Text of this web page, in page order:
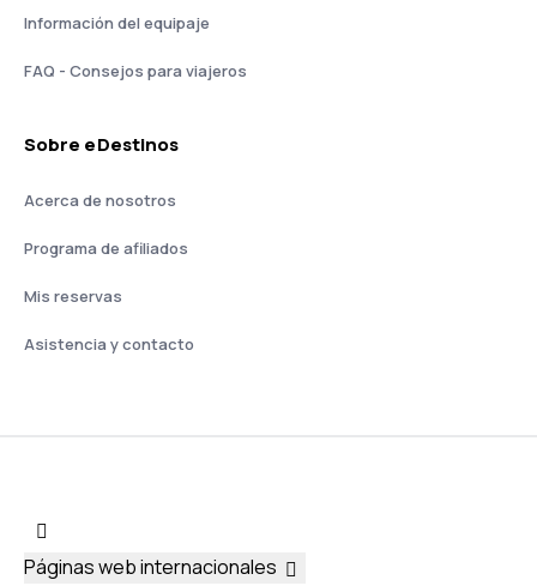
Información del equipaje
FAQ - Consejos para viajeros
Sobre eDestinos
Acerca de nosotros
Programa de afiliados
Mis reservas
Asistencia y contacto
Páginas web internacionales